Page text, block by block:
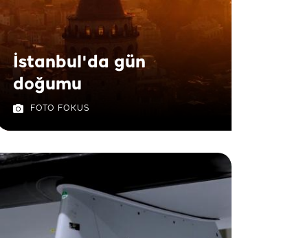
İstanbul'da gün
doğumu
FOTO FOKUS